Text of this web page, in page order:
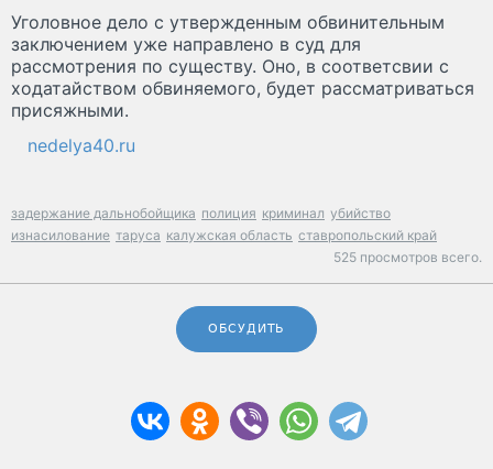
Уголовное дело с утвержденным обвинительным
заключением уже направлено в суд для
рассмотрения по существу. Оно, в соответсвии с
ходатайством обвиняемого, будет рассматриваться
присяжными.
nedelya40.ru
задержание дальнобойщика полиция криминал убийство
изнасилование таруса калужская область ставропольский край
525 просмотров всего.
ОБСУДИТЬ